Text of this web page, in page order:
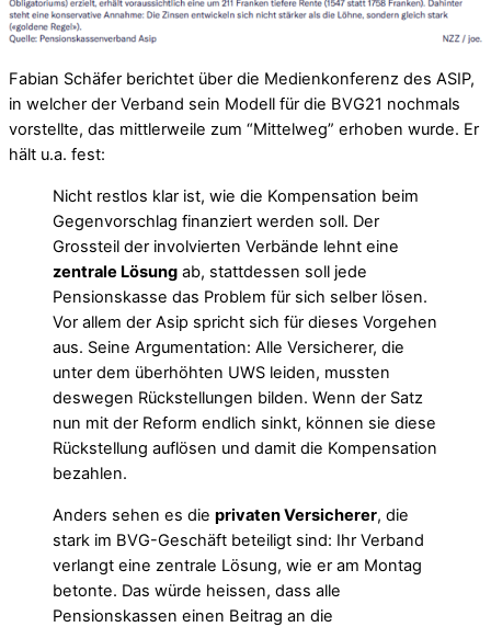
Fabian Schäfer berichtet über die Medienkonferenz des ASIP,
in welcher der Verband sein Modell für die BVG21 nochmals
vorstellte, das mittlerweile zum “Mittelweg” erhoben wurde. Er
hält u.a. fest:
Nicht restlos klar ist, wie die Kompensation beim
Gegenvorschlag finanziert werden soll. Der
Grossteil der involvierten Verbände lehnt eine
zentrale Lösung ab, stattdessen soll jede
Pensionskasse das Problem für sich selber lösen.
Vor allem der Asip spricht sich für dieses Vorgehen
aus. Seine Argumentation: Alle Versicherer, die
unter dem überhöhten UWS leiden, mussten
deswegen Rückstellungen bilden. Wenn der Satz
nun mit der Reform endlich sinkt, können sie diese
Rückstellung auflösen und damit die Kompensation
bezahlen.
Anders sehen es die privaten Versicherer, die
stark im BVG-Geschäft beteiligt sind: Ihr Verband
verlangt eine zentrale Lösung, wie er am Montag
betonte. Das würde heissen, dass alle
Pensionskassen einen Beitrag an die